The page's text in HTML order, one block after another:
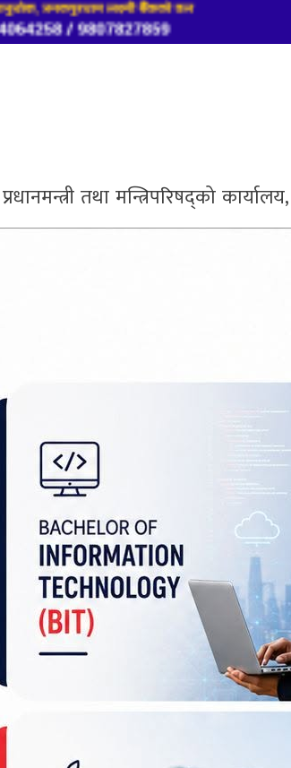
तथा मन्त्रिपरिषद्को कार्यालय,
बैठक बसेको थियो।
फिर्ता गरेमामा पुनः सिफारिस गर्ने